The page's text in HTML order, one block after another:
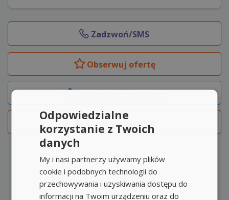
Zadzwoń/SMS
Obserwuj ofertę
Udostępnij ogłoszenie
Zgłoś naruszenie
Odpowiedzialne
korzystanie z Twoich
danych
My i nasi partnerzy używamy plików
cookie i podobnych technologii do
przechowywania i uzyskiwania dostępu do
informacji na Twoim urządzeniu oraz do